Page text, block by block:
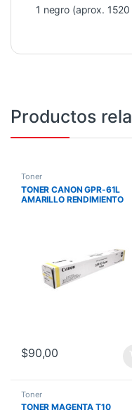
1 negro (aprox.
Productos
Toner
TONER CANON GPR-61L
AMARILLO RENDIMIENTO
$90,00
Toner
TONER MAGENTA T10